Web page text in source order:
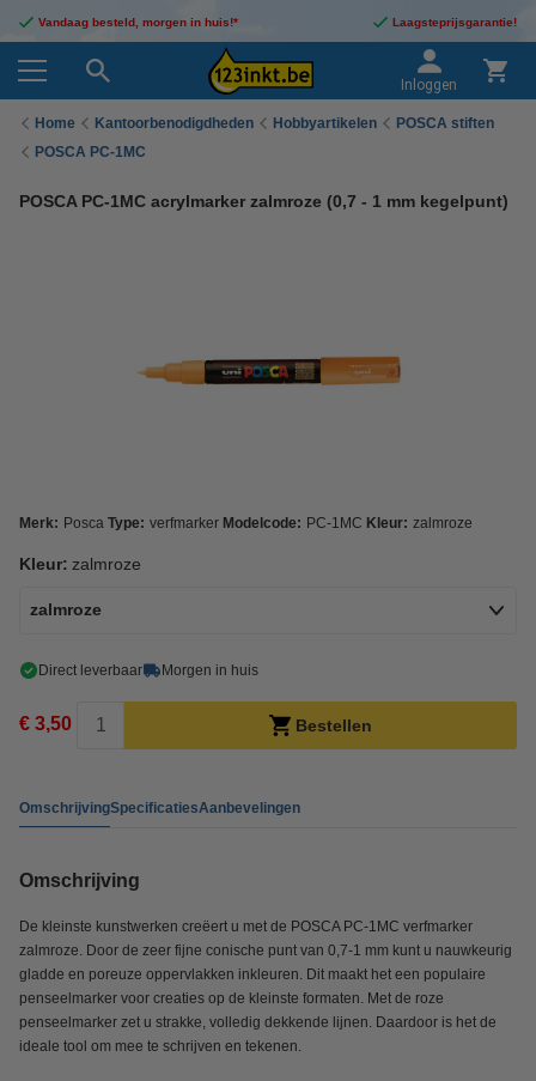
Vandaag besteld, morgen in huis!* Laagsteprijsgarantie!
Inloggen
Home Kantoorbenodigdheden Hobbyartikelen
POSCA stiften
POSCA PC-1MC
POSCA PC-1MC acrylmarker zalmroze (0,7 - 1 mm kegelpunt)
Merk: Posca Type: verfmarker Modelcode: PC-1MC Kleur: zalmroze
Kleur: zalmroze
zalmroze
Direct leverbaar Morgen in huis
€ 3,50 Bestellen
OmschrijvingSpecificatiesAanbevelingen
Omschrijving
De kleinste kunstwerken creëert u met de POSCA PC-1MC verfmarker
zalmroze. Door de zeer fijne conische punt van 0,7-1 mm kunt u nauwkeurig
gladde en poreuze oppervlakken inkleuren. Dit maakt het een populaire
penseelmarker voor creaties op de kleinste formaten. Met de roze
penseelmarker zet u strakke, volledig dekkende lijnen. Daardoor is het de
ideale tool om mee te schrijven en tekenen.